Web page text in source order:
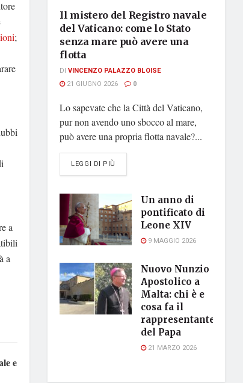
;
a
a
e
Il mistero del Registro navale
del Vaticano: come lo Stato
senza mare può avere una
flotta
DI VINCENZO PALAZZO BLOISE
21 GIUGNO 2026
0
Lo sapevate che la Città del Vaticano,
pur non avendo uno sbocco al mare,
può avere una propria flotta navale?...
LEGGI DI PIÙ
Un anno di
pontificato di
Leone XIV
9 MAGGIO 2026
Nuovo Nunzio
Apostolico a
Malta: chi è e
cosa fa il
rappresentante
del Papa
21 MARZO 2026